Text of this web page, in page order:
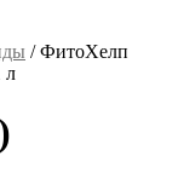
/ФитоХелп
л